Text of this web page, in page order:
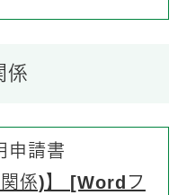
係
申請書
関係)】 [Wordフ